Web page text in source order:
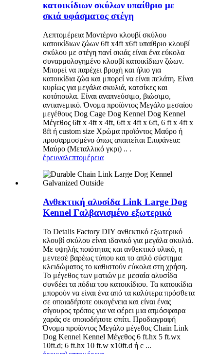
κατοικίδιων σκύλων υπαίθριο με
σκιά υφάσματος στέγη
Λεπτομέρεια Μοντέρνο κλουβί σκύλου
κατοικίδιων ζώων 6ft x4ft x6ft υπαίθριο κλουβί
σκύλου με στέγη πανί σκιάς είναι ένα εύκολα
συναρμολογημένο κλουβί κατοικίδιων ζώων.
Μπορεί να παρέχει βροχή και ήλιο για
κατοικίδια ζώα και μπορεί να είναι πελάτη. Είναι
κυρίως για μεγάλα σκυλιά, κατσίκες και
κοτόπουλα. Είναι αναπνεύσιμο, βιώσιμο,
αντιανεμικό. Όνομα προϊόντος Μεγάλο μεσαίου
μεγέθους Dog Cage Dog Kennel Dog Kennel
Μέγεθος 6ft x 4ft x 4ft, 6ft x 4ft x 6ft, 6 ft x 4ft x
8ft ή custom size Χρώμα προϊόντος Μαύρο ή
προσαρμοσμένο όπως απαιτείται Επιφάνεια:
Μαύρο (Μεταλλικό γκρι) .. .
έρευναλεπτομέρεια
Ανθεκτική αλυσίδα Link Large Dog
Kennel Γαλβανισμένο εξωτερικό
Το Detalis Factory DIY ανθεκτικό εξωτερικό
κλουβί σκύλου είναι ιδανικό για μεγάλα σκυλιά.
Με υψηλής ποιότητας και ανθεκτικό υλικό, η
μεντεσέ βαρέως τύπου και το απλό σύστημα
κλειδώματος το καθιστούν εύκολα στη χρήση.
Το μέγεθος των ματιών με μεσαία αλυσίδα
συνδέει τα πόδια του κατοικίδιου. Τα κατοικίδια
μπορούν να είναι ένα από τα καλύτερα πρόσθετα
σε οποιαδήποτε οικογένεια και είναι ένας
σίγουρος τρόπος για να φέρει μια ατμόσφαιρα
χαράς σε οποιοδήποτε σπίτι. Προδιαγραφή
Όνομα προϊόντος Μεγάλο μέγεθος Chain Link
Dog Kennel Kennel Μέγεθος 6 ft.hx 5 ft.wx
10ft.d; 6 ft.hx 10 ft.w x10ft.d ή c ...